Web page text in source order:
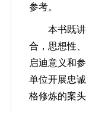
参考。
本书既讲
合，思想性
启迪意义和
单位开展忠
格修炼的案头